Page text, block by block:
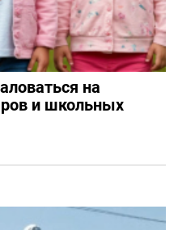
на
и школьных